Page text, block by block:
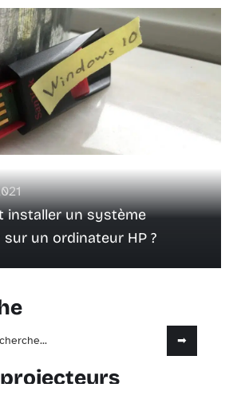
installer un système
sur un ordinateur HP ?